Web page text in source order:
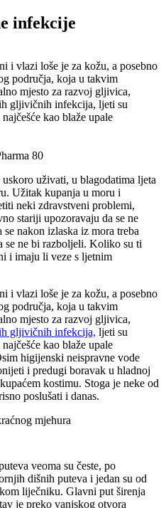
infekcije
i vlazi loše je za kožu, a posebno
područja, koja u takvim
mjesto za razvoj gljivica,
gljivičnih infekcija, ljeti su
kao blaže upale
80
uživati, u blagodatima ljeta
Užitak kupanja u moru i
neki zdravstveni problemi,
stariji upozoravaju da se ne
nakon izlaska iz mora treba
se ne bi razboljeli. Koliko su ti
i imaju li veze s ljetnim
i vlazi loše je za kožu, a posebno
područja, koja u takvim
mjesto za razvoj gljivica,
gljivičnih infekcija, ljeti su
kao blaže upale
higijenski neispravne vode
i predugi boravak u hladnoj
kostimu. Stoga je neke od
poslušati i danas.
veoma su česte, po
dišnih puteva i jedan su od
liječniku. Glavni put širenja
je preko vanjskog otvora